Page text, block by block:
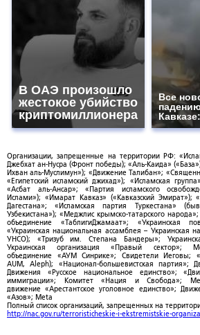
В ОАЭ произошло
жестокое убийство
криптомиллионера
Все
Организации, запрещенные на территории РФ:
Джебхат ан-Нусра (Фронт победы); «Аль-Каида»
Ихван аль-Муслимун»); «Движение Талибан»;
«Египетский исламский джихад»); «Исламская
«Асбат аль-Ансар»; «Партия исламского
Ислами»); «Имарат Кавказ» («Кавказский Эмират»);
Дагестана»; «Исламская партия Туркестана»
Узбекистана»); «Меджлис крымско-татарского
объединение «ТаблигиДжамаат»; «Украинская
«Украинская национальная ассамблея – Украинская
УНСО); «Тризуб им. Степана Бандеры»;
Украинская организация «Правый сектор»;
объединение «АУМ Синрике»; Свидетели Иеговы;
AUM, Aleph); «Национал-большевистская партия»;
Движения «Русское национальное единство»;
иммиграции»; Комитет «Нация и Свобода»;
движение «Арестантское уголовное единство»;
«Азов»; Meta
Полный список организаций, запрещенных на
http://nac.gov.ru/terroristicheskie-i-ekstremistskie-